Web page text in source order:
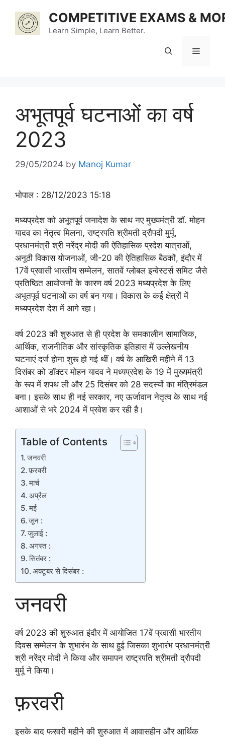
content
COMPETITIVE EXAMS &
Learn Simple, Learn Better.
Menu
अभूतपूर्व घटनाओं का वर्ष
2023
29/05/2024 by Manoj Kumar
भोपाल : 28/12/2023 15:18
मध्यप्रदेश को अभूतपूर्व जनादेश के साथ नए मुख्यमंत्री डॉ. मोहन
यादव का नेतृत्व मिलना, राष्ट्रपति श्रीमती द्रौपदी मुर्मू,
प्रधानमंत्री श्री नरेंद्र मोदी की ऐतिहासिक प्रदेश यात्राओं,
अनूठी विकास योजनाओं, जी-20 की ऐतिहासिक बैठकों, इंदौर में
17वें प्रवासी भारतीय सम्मेलन, सातवें ग्लोबल इन्वेस्टर्स समिट जैसे
प्रतिष्ठित आयोजनों के कारण वर्ष 2023 मध्यप्रदेश के लिए
अभूतपूर्व घटनाओं का वर्ष बन गया। विकास के कई क्षेत्रों में
मध्यप्रदेश देश में आगे रहा।
वर्ष 2023 की शुरुआत से ही प्रदेश के समकालीन सामाजिक,
आर्थिक, राजनीतिक और सांस्कृतिक इतिहास में उल्लेखनीय
घटनाएं दर्ज होना शुरू हो गई थीं। वर्ष के आखिरी महीने में 13
दिसंबर को डॉक्टर मोहन यादव ने मध्यप्रदेश के 19 में मुख्यमंत्री
के रूप में शपथ ली और 25 दिसंबर को 28 सदस्यों का मंत्रिमंडल
बना। इसके साथ ही नई सरकार, नए ऊर्जावान नेतृत्व के साथ नई
आशाओं से भरे 2024 में प्रवेश कर रही है।
Table of Contents
जनवरी
फ़रवरी
मार्च
अप्रैल
मई
जून :
जुलाई :
अगस्त :
सितंबर :
अक्टूबर से दिसंबर :
जनवरी
वर्ष 2023 की शुरुआत इंदौर में आयोजित 17वें प्रवासी भारतीय
दिवस सम्मेलन के शुभारंभ के साथ हुई जिसका शुभारंभ प्रधानमंत्री
श्री नरेंद्र मोदी ने किया और समापन राष्ट्रपति श्रीमती द्रौपदी
मुर्मू ने किया।
फ़रवरी
इसके बाद फरवरी महीने की शुरुआत में आवासहीन और आर्थिक